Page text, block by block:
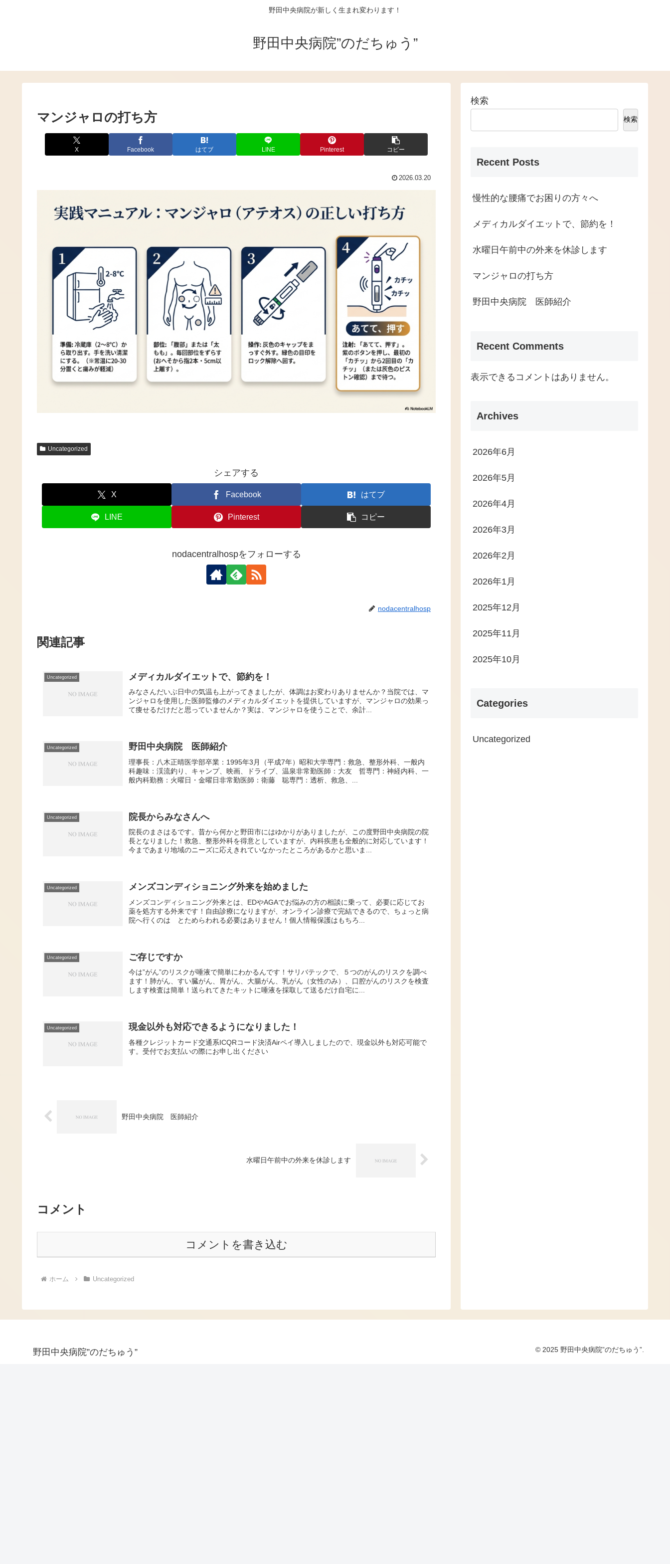
野田中央病院が新しく生まれ変わります！
野田中央病院”のだちゅう”
マンジャロの打ち方
X Facebook はてブ LINE Pinterest コピー
2026.03.20
Uncategorized
シェアする
X Facebook はてブ
LINE Pinterest コピー
nodacentralhospをフォローする
nodacentralhosp
関連記事
Uncategorized メディカルダイエットで、節約を！
みなさんだいぶ日中の気温も上がってきましたが、体調はお変わりありませんか？当院では、マ
ンジャロを使用した医師監修のメディカルダイエットを提供していますが、マンジャロの効果っ
て痩せるだけだと思っていませんか？実は、マンジャロを使うことで、余計...
Uncategorized 野田中央病院 医師紹介
理事長：八木正晴医学部卒業：1995年3月（平成7年）昭和大学専門：救急、整形外科、一般内
科趣味：渓流釣り、キャンプ、映画、ドライブ、温泉非常勤医師：大友 哲専門：神経内科、一
般内科勤務：火曜日・金曜日非常勤医師：衛藤 聡専門：透析、救急、...
Uncategorized 院長からみなさんへ
院長のまさはるです。昔から何かと野田市にはゆかりがありましたが、この度野田中央病院の院
長となりました！救急、整形外科を得意としていますが、内科疾患も全般的に対応しています！
今まであまり地域のニーズに応えきれていなかったところがあるかと思いま...
Uncategorized メンズコンディショニング外来を始めました
メンズコンディショニング外来とは、EDやAGAでお悩みの方の相談に乗って、必要に応じてお
薬を処方する外来です！自由診療になりますが、オンライン診療で完結できるので、ちょっと病
院へ行くのは とためらわれる必要はありません！個人情報保護はもちろ...
Uncategorized ご存じですか
今は”がん”のリスクが唾液で簡単にわかるんです！サリバテックで、５つのがんのリスクを調べ
ます！肺がん、すい臓がん、胃がん、大腸がん、乳がん（女性のみ）、口腔がんのリスクを検査
します検査は簡単！送られてきたキットに唾液を採取して送るだけ自宅に...
Uncategorized 現金以外も対応できるようになりました！
各種クレジットカード交通系ICQRコード決済Airペイ導入しましたので、現金以外も対応可能で
す。受付でお支払いの際にお申し出ください
野田中央病院 医師紹介
水曜日午前中の外来を休診します
コメント
コメントを書き込む
ホーム Uncategorized
検索
検索
Recent Posts
慢性的な腰痛でお困りの方々へ
メディカルダイエットで、節約を！
水曜日午前中の外来を休診します
マンジャロの打ち方
野田中央病院 医師紹介
Recent Comments
表示できるコメントはありません。
Archives
2026年6月
2026年5月
2026年4月
2026年3月
2026年2月
2026年1月
2025年12月
2025年11月
2025年10月
Categories
Uncategorized
野田中央病院”のだちゅう” © 2025 野田中央病院”のだちゅう”.